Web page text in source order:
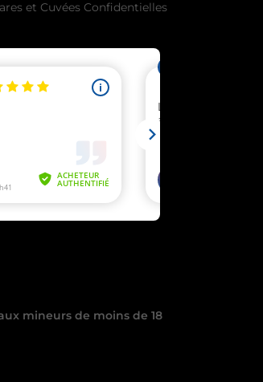
et Cuvées Confidentielles
mineurs de moins de 18